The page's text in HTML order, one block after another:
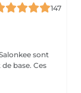
147
sont
base. Ces